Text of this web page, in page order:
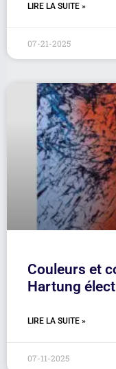
LIRE LA SUITE »
07-21-2025
Couleurs et
Hartung
LIRE LA SUITE »
07-11-2025